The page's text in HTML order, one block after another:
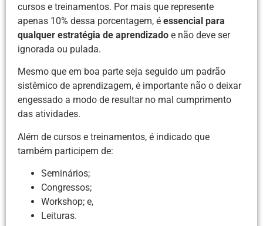
cursos e treinamentos. Por mais que represente
apenas 10% dessa porcentagem, é essencial para
qualquer estratégia de aprendizado e não deve ser
ignorada ou pulada.
Mesmo que em boa parte seja seguido um padrão
sistêmico de aprendizagem, é importante não o deixar
engessado a modo de resultar no mal cumprimento
das atividades.
Além de cursos e treinamentos, é indicado que
também participem de:
Seminários;
Congressos;
Workshop; e,
Leituras.